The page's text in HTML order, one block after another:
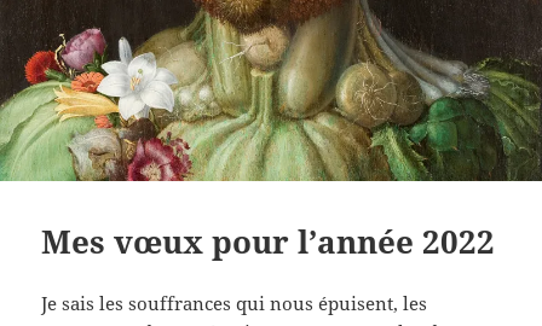
Mes vœux pour l’année 2022
Je sais les souffrances qui nous épuisent, les